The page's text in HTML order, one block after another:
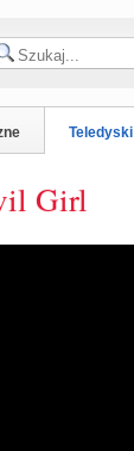
Teledyski
Girl